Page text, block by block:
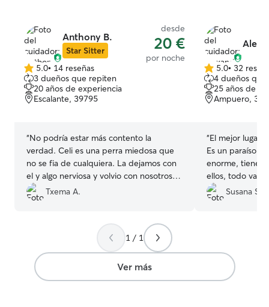
Anthony B.
Star Sitter
desde
20 €
por noche
5.0
de
5
estrellas
5.0• 14 reseñas
3 dueños que repiten
20 años de experiencia
Escalante, 39795
“No podría estar más contento la
verdad. Celi es una perra miedosa que
no se fia de cualquiera. La dejamos con
el y algo nerviosa y volvio con nosotros
súper tranquila. También nos iba
enviando fotos y vídeos, sin nosotros
cuando no estás seguro de si lo está
pasando bien o mal. También estaba
algo preocupado de que Celi pudiese
ocasionar algún problema, como ladrar o
tener ansiedad... Y me da a mí que lo ha
Txema A.
5.0
de
5
estrellas
5.0• 32
4 dueños
25 años de
Ampuero,
“El mejor lugar
Es un paraíso
enorme, tienen
ellos, todo
escapen… Deje
con ellos y
Susana S.
1 / 1
Ver más